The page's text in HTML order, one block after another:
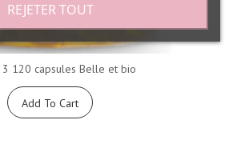
3 120 capsules Belle et bio
Add To Cart
REJETER TOUT